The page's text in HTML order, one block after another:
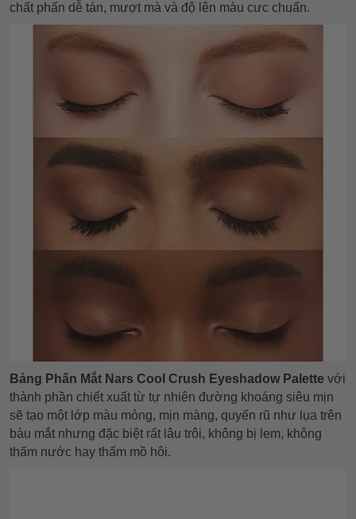
chất phấn dễ tán, mượt mà và độ lên màu cưc chuẩn.
Bảng Phấn Mắt Nars Cool Crush Eyeshadow Palette với
thành phần chiết xuất từ tự nhiên đường khoáng siêu mịn
sẽ tạo một lớp màu mỏng, mịn màng, quyến rũ như lụa trên
bàu mắt nhưng đặc biệt rất lâu trôi, không bị lem, không
thấm nước hay thấm mồ hôi.